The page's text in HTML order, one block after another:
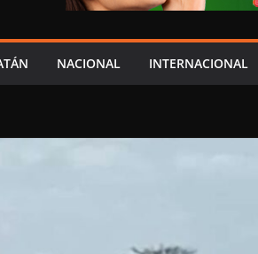
CULTURAL MULTIFUNCIONAL EN EL
NACIONAL INTERNACIONAL